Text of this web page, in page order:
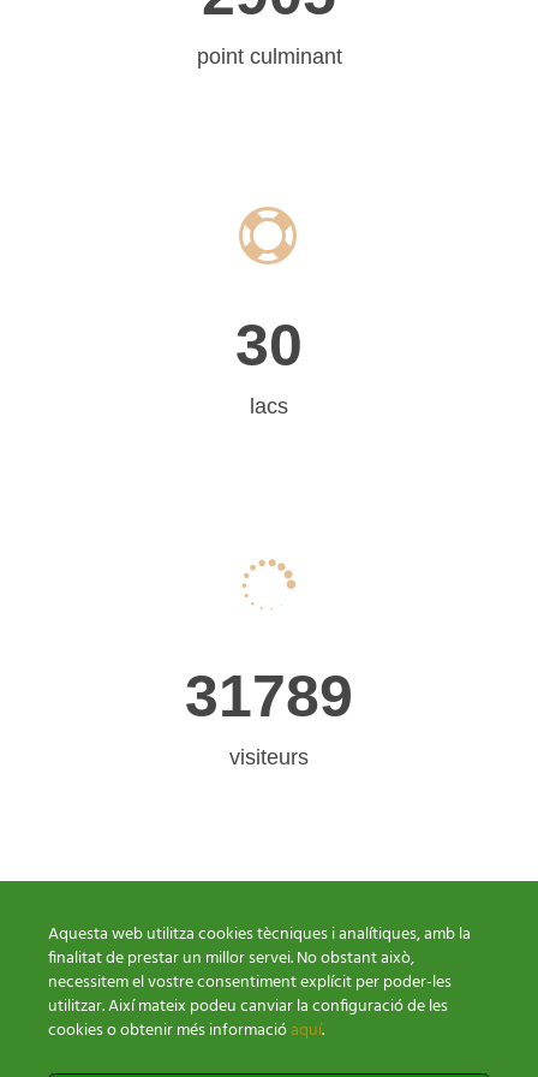
point culminant


30
lacs


31789
visiteurs
Conditions paiement
Polítique Cookies
Aquesta web utilitza cookies tècniques i analítiques, amb la
finalitat de prestar un millor servei. No obstant això,
necessitem el vostre consentiment explícit per poder-les
utilitzar. Així mateix podeu canviar la configuració de les
cookies o obtenir més informacióaquí.